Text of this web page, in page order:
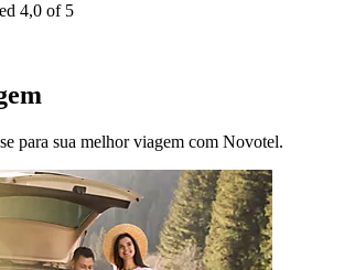
4,0 of 5
para sua melhor viagem com Novotel.